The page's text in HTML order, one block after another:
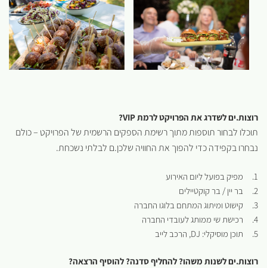
רוצות.ים לשדרג את הפרויקט לרמתVIP
?
תוכלו לבחור תוספות מתוך רשימת הספקים הרשמית של הפרויקט – כולם
נבחרו בקפידה כדי להפוך את החוויה שלכן.ם לבלתי נשכחת.
1. מפיק בפועל ליום האירוע
2. בר יין / בר קוקטיילים
3. קישוט ומיתוג המתחם בלוגו החברה
4. רכישת שי ממותג לעובדי החברה
5. תוכן מוסיקלי: DJ, הרכב לייב
רוצות.ים לשנות משהו? להחליף סדנה? להוסיף הרצאה?